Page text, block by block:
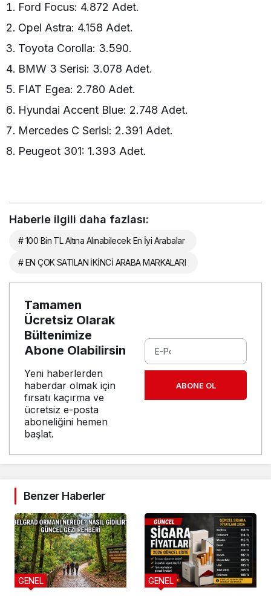
Ford Focus: 4.872 Adet.
Opel Astra: 4.158 Adet.
Toyota Corolla: 3.590.
BMW 3 Serisi: 3.078 Adet.
FIAT Egea: 2.780 Adet.
Hyundai Accent Blue: 2.748 Adet.
Mercedes C Serisi: 2.391 Adet.
Peugeot 301: 1.393 Adet.
Haberle ilgili daha fazlası:
# 100 Bin TL Altına Alınabilecek En İyi Arabalar
# EN ÇOK SATILAN İKİNCİ ARABA MARKALARI
Tamamen
Ücretsiz Olarak
Bültenimize
Abone Olabilirsin
Yeni haberlerden
haberdar olmak için
fırsatı kaçırma ve
ücretsiz e-posta
aboneliğini hemen
başlat.
ABONE OL
Benzer Haberler
GENEL GENEL